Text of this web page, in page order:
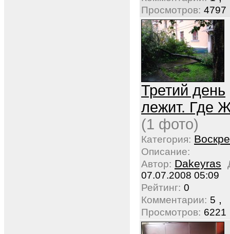
Просмотров: 4797
Третий день
лежит. Где
(1 фото)
Категория:
Описание:
Автор: Dakeyras
07.07.2008 05:09
Рейтинг: 0
Комментарии: 5 ,
Просмотров: 6221